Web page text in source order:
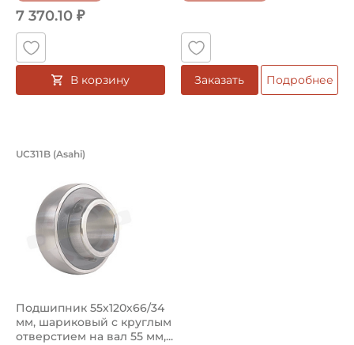
7 370.10 ₽
В корзину Заказать Подробнее
Подшипник 55х120х66/34 мм,
UC311B (Asahi)
Подшипник 55х120х66/34
мм, шариковый с круглым
отверстием на вал 55 мм,...